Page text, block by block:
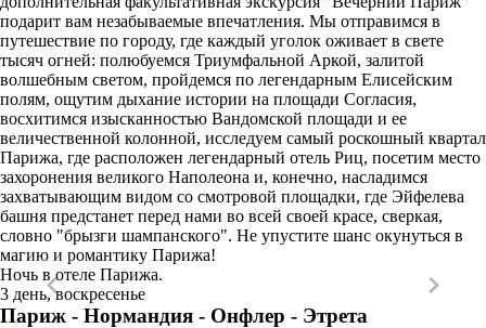
подарит вам незабываемые впечатления. Мы отправимся в
путешествие по городу, где каждый уголок оживает в свете
тысяч огней: полюбуемся Триумфальной Аркой, залитой
волшебным светом, пройдемся по легендарным Елисейским
полям, ощутим дыхание истории на площади Согласия,
восхитимся изысканностью Вандомской площади и ее
величественной колонной, исследуем самый роскошный квартал
Парижа, где расположен легендарный отель Риц, посетим место
захоронения великого Наполеона и, конечно, насладимся
захватывающим видом со смотровой площадки, где Эйфелева
башня предстанет перед нами во всей своей красе, сверкая,
словно "брызги шампанского". Не упустите шанс окунуться в
магию и романтику Парижа!
Ночь в отеле Парижа.
3 день, воскресенье
Париж - Нормандия - Онфлер - Этрета